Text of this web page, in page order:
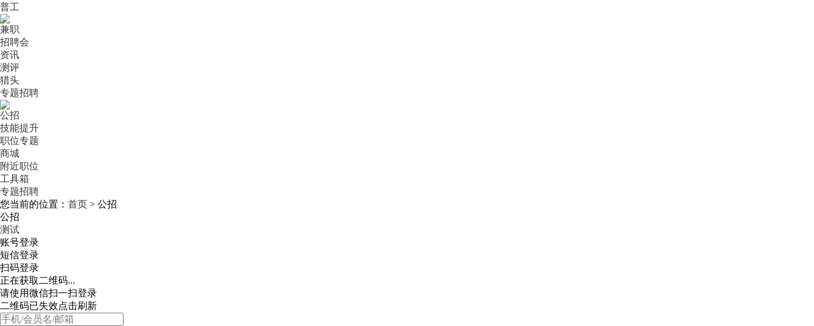
普工
兼职
招聘会
资讯
测评
猎头
专题招聘
公招
技能提升
职位专题
商城
附近职位
工具箱
专题招聘
您当前的位置： 首页 > 公招
公招
测试
账号登录
短信登录
扫码登录
正在获取二维码...
请使用微信扫一扫登录
二维码已失效点击刷新